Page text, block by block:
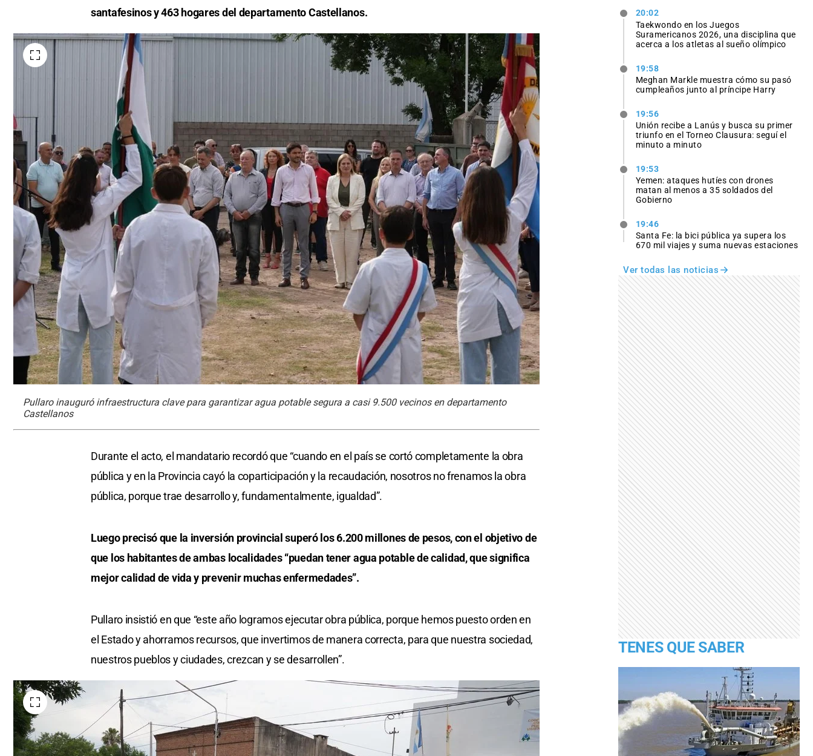
santafesinos y 463 hogares del departamento Castellanos.
Pullaro inauguró infraestructura clave para garantizar agua potable segura a casi 9.500 vecinos en departamento
Castellanos
Durante el acto, el mandatario recordó que “cuando en el país se cortó completamente la obra
pública y en la Provincia cayó la coparticipación y la recaudación, nosotros no frenamos la obra
pública, porque trae desarrollo y, fundamentalmente, igualdad”.
Luego precisó que la inversión provincial superó los 6.200 millones de pesos, con el objetivo de
que los habitantes de ambas localidades “puedan tener agua potable de calidad, que significa
mejor calidad de vida y prevenir muchas enfermedades”.
Pullaro insistió en que “este año logramos ejecutar obra pública, porque hemos puesto orden en
el Estado y ahorramos recursos, que invertimos de manera correcta, para que nuestra sociedad,
nuestros pueblos y ciudades, crezcan y se desarrollen”.
20:02
Taekwondo en los Juegos
Suramericanos 2026, una disciplina que
acerca a los atletas al sueño olímpico
19:58
Meghan Markle muestra cómo su pasó
cumpleaños junto al príncipe Harry
19:56
Unión recibe a Lanús y busca su primer
triunfo en el Torneo Clausura: seguí el
minuto a minuto
19:53
Yemen: ataques hutíes con drones
matan al menos a 35 soldados del
Gobierno
19:46
Santa Fe: la bici pública ya supera los
670 mil viajes y suma nuevas estaciones
Ver todas las noticias
TENES QUE SABER